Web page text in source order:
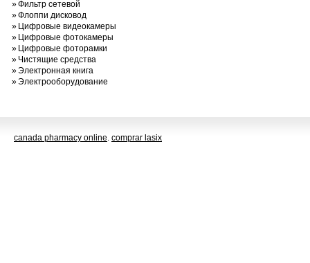
»Фильтр сетевой
»Флоппи дисковод
» Цифровые видеокамеры
» Цифровые фотокамеры
» Цифровые фоторамки
» Чистящие средства
»Электронная книга
»Электрооборудование
canada pharmacy online. comprar lasix